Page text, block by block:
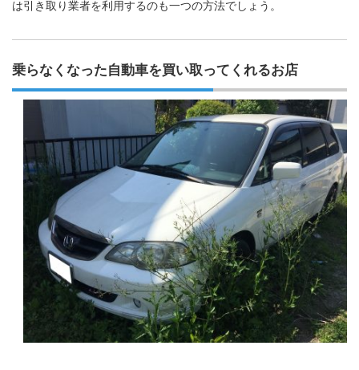
は引き取り業者を利用するのも一つの方法でしょう。
乗らなくなった自動車を買い取ってくれるお店